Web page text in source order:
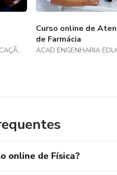
Exercícios
Exercícios
ACAD ENGENHARIA EDUCAÇÃO PROFISSIONAL
Curso online de
de Farmácia
online de Física?